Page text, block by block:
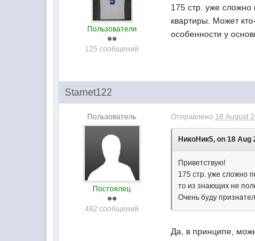
Пользователи
125 сообщений
175 стр. уже
квартиры. Может
особенности у
Starnet122
Пользователь
Постоялец
482 сообщений
Отправлено 18 August
НикоНик5, on 18 Aug
Приветствую!
175 стр. уже сложно
то из знающих не
Очень буду
Да, в принципе,